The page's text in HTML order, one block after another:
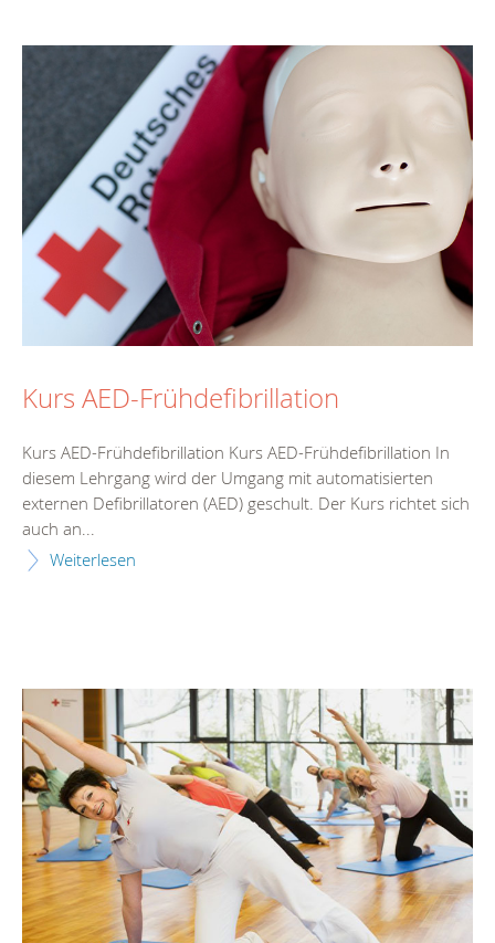
Kurs AED-Frühdefibrillation
Kurs AED-Frühdefibrillation Kurs AED-Frühdefibrillation In
diesem Lehrgang wird der Umgang mit automatisierten
externen Defibrillatoren (AED) geschult. Der Kurs richtet sich
auch an...
Weiterlesen